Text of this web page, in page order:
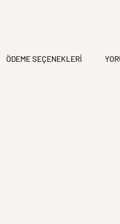
ÖDEME SEÇENEKLERI